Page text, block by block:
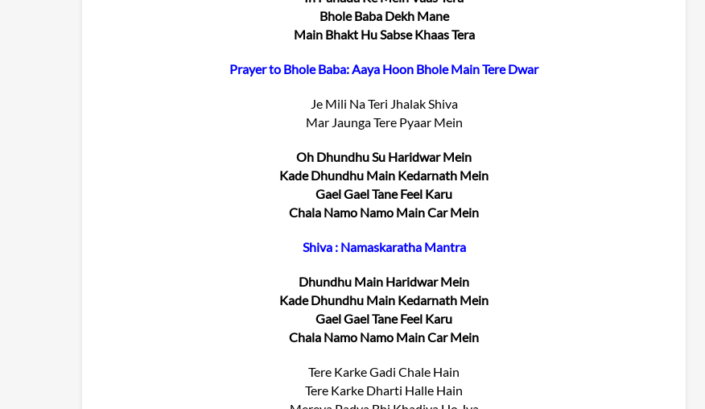
Bhole Baba Dekh Mane
Main Bhakt Hu Sabse Khaas Tera
Prayer to Bhole Baba: Aaya Hoon Bhole Main Tere Dwar
Je Mili Na Teri Jhalak Shiva
Mar Jaunga Tere Pyaar Mein
Oh Dhundhu Su Haridwar Mein
Kade Dhundhu Main Kedarnath Mein
Gael Gael Tane Feel Karu
Chala Namo Namo Main Car Mein
Shiva : Namaskaratha Mantra
Dhundhu Main Haridwar Mein
Kade Dhundhu Main Kedarnath Mein
Gael Gael Tane Feel Karu
Chala Namo Namo Main Car Mein
Tere Karke Gadi Chale Hain
Tere Karke Dharti Halle Hain